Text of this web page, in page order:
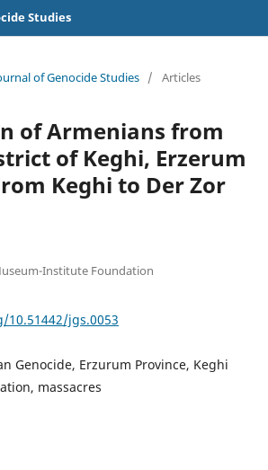
Studies
of Genocide Studies / Articles
of Armenians from
of Keghi, Erzerum
Keghi to Der Zor
Institute Foundation
jgs.0053
Genocide, Erzurum Province, Keghi
massacres